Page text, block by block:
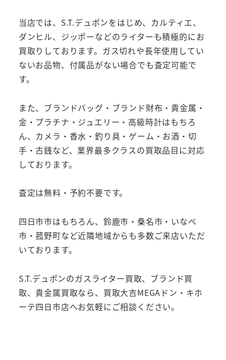
当店では、S.T.デュポンをはじめ、カルティエ、
ダンヒル、ジッポーなどのライターも積極的にお
買取りしております。ガス切れや長年使用してい
ないお品物、付属品がない場合でも査定可能で
す。
また、ブランドバッグ・ブランド財布・貴金属・
金・プラチナ・ジュエリー・高級時計はもちろ
ん、カメラ・香水・釣り具・ゲーム・お酒・切
手・古銭など、業界最多クラスの買取品目に対応
しております。
査定は無料・予約不要です。
四日市市はもちろん、鈴鹿市・桑名市・いなべ
市・菰野町など近隣地域からも多数ご来店いただ
いております。
S.T.デュポンのガスライター買取、ブランド買
取、貴金属買取なら、買取大吉MEGAドン・キホ
ーテ四日市店へお気軽にご相談ください。